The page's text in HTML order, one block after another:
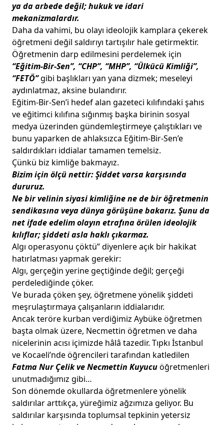
ya da arbede değil; hukuk ve idari
mekanizmalardır.
Daha da vahimi, bu olayı ideolojik kamplara çekerek
öğretmeni değil saldırıyı tartışılır hale getirmektir.
Öğretmenin darp edilmesini perdelemek için
“Eğitim-Bir-Sen”, “CHP”, “MHP”, “Ülkücü Kimliği”,
“FETÖ”gibi başlıkları yan yana dizmek; meseleyi
aydınlatmaz, aksine bulandırır.
Eğitim-Bir-Sen’i hedef alan gazeteci kılıfındaki şahıs
ve eğitimci kılıfına sığınmış başka birinin sosyal
medya üzerinden gündemleştirmeye çalıştıkları ve
bunu yaparken de ahlaksızca Eğitim-Bir-Sen’e
saldırdıkları iddialar tamamen temelsiz.
Çünkü biz kimliğe bakmayız.
Bizim için ölçü nettir: Şiddet varsa karşısında
dururuz.
Ne bir velinin siyasi kimliğine ne de bir öğretmenin
sendikasına veya dünya görüşüne bakarız. Şunu da
net ifade edelim olayın etrafına örülen ideolojik
kılıflar; şiddeti asla haklı çıkarmaz.
Algı operasyonu çöktü” diyenlere açık bir hakikat
hatırlatması yapmak gerekir:
Algı, gerçeğin yerine geçtiğinde değil; gerçeği
perdelediğinde çöker.
Ve burada çöken şey, öğretmene yönelik şiddeti
meşrulaştırmaya çalışanların iddialarıdır.
Ancak teröre kurban verdiğimiz Aybüke öğretmen
başta olmak üzere, Necmettin öğretmen ve daha
nicelerinin acısı içimizde hâlâ tazedir. Tıpkı İstanbul
ve Kocaeli’nde öğrencileri tarafından katledilen
Fatma Nur Çelik ve Necmettin Kuyucuöğretmenleri
unutmadığımız gibi…
Son dönemde okullarda öğretmenlere yönelik
saldırılar arttıkça, yüreğimiz ağzımıza geliyor. Bu
saldırılar karşısında toplumsal tepkinin yetersiz